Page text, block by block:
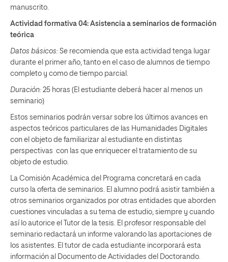
manuscrito.
Actividad formativa 04: Asistencia a seminarios de formación
teórica
Datos básicos: Se recomienda que esta actividad tenga lugar
durante el primer año, tanto en el caso de alumnos de tiempo
completo y como de tiempo parcial.
Duración: 25 horas (El estudiante deberá hacer al menos un
seminario)
Estos seminarios podrán versar sobre los últimos avances en
aspectos teóricos particulares de las Humanidades Digitales
con el objeto de familiarizar al estudiante en distintas
perspectivas con las que enriquecer el tratamiento de su
objeto de estudio.
La Comisión Académica del Programa concretará en cada
curso la oferta de seminarios. El alumno podrá asistir también a
otros seminarios organizados por otras entidades que aborden
cuestiones vinculadas a su tema de estudio, siempre y cuando
así lo autorice el Tutor de la tesis. El profesor responsable del
seminario redactará un informe valorando las aportaciones de
los asistentes. El tutor de cada estudiante incorporará esta
información al Documento de Actividades del Doctorando.‍